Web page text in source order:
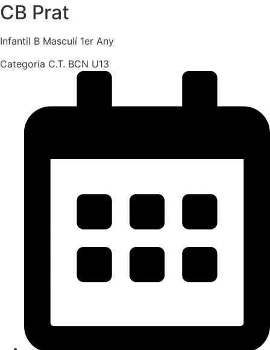
CB Prat
Infantil B Masculí 1er Any
Categoria C.T. BCN U13